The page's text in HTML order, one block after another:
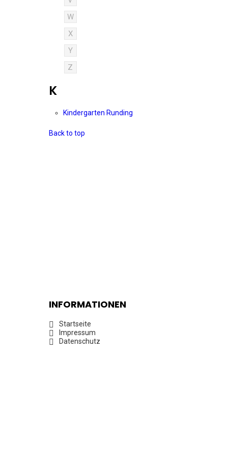
W
X
Y
Z
K
Kindergarten Runding
Back to top
INFORMATIONEN
Startseite
Impressum
Datenschutz